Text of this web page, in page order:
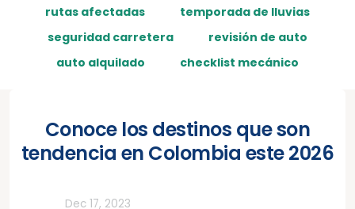
rutas afectadas
temporada de lluvias
seguridad carretera
revisión de auto
auto alquilado
checklist mecánico
Conoce los destinos que son
tendencia en Colombia este 2026
Dec 17, 2023